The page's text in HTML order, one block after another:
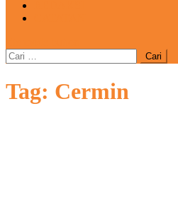
Cari
untuk:
Tag: Cermin